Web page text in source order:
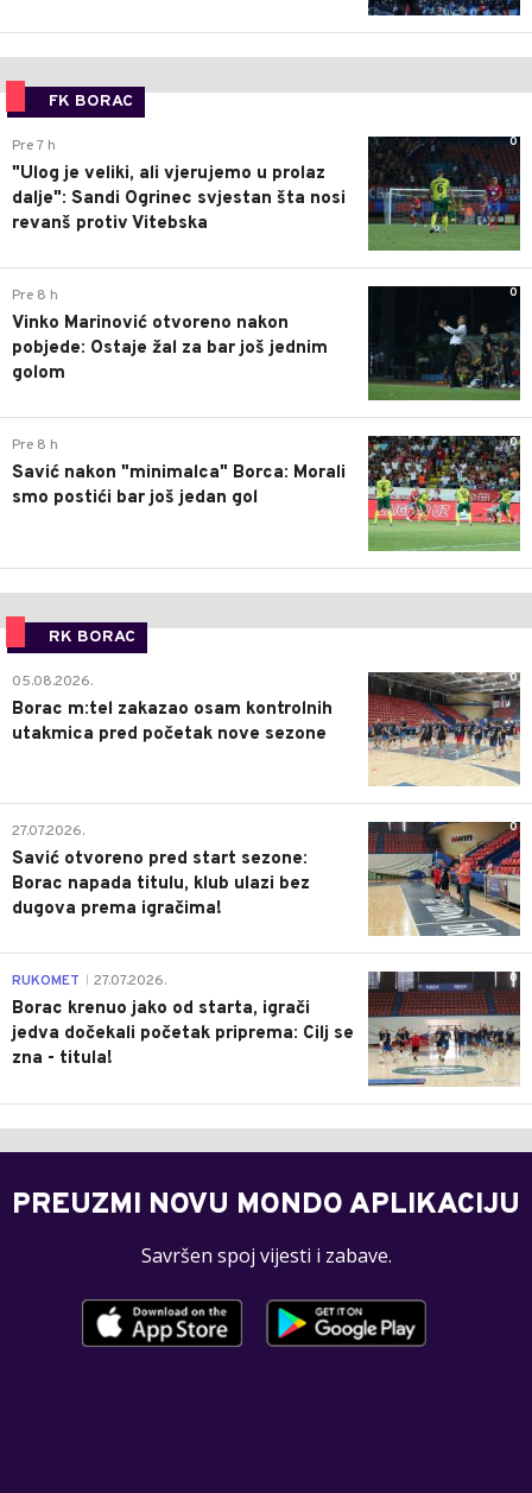
FK BORAC
0
Pre 7 h
"Ulog je veliki, ali vjerujemo u prolaz
dalje": Sandi Ogrinec svjestan šta nosi
revanš protiv Vitebska
0
Pre 8 h
Vinko Marinović otvoreno nakon
pobjede: Ostaje žal za bar još jednim
golom
0
Pre 8 h
Savić nakon "minimalca" Borca: Morali
smo postići bar još jedan gol
RK BORAC
0
05.08.2026.
Borac m:tel zakazao osam kontrolnih
utakmica pred početak nove sezone
0
27.07.2026.
Savić otvoreno pred start sezone:
Borac napada titulu, klub ulazi bez
dugova prema igračima!
0
RUKOMET 27.07.2026.
Borac krenuo jako od starta, igrači
jedva dočekali početak priprema: Cilj se
zna - titula!
PREUZMI NOVU MONDO APLIKACIJU
Savršen spoj vijesti i zabave.